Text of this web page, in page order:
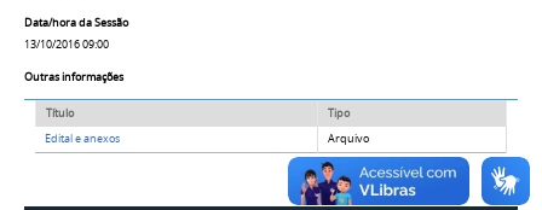
Data/hora da Sessão
13/10/2016 09:00
Outras informações
Título
Tipo
Edital e anexos
Arquivo